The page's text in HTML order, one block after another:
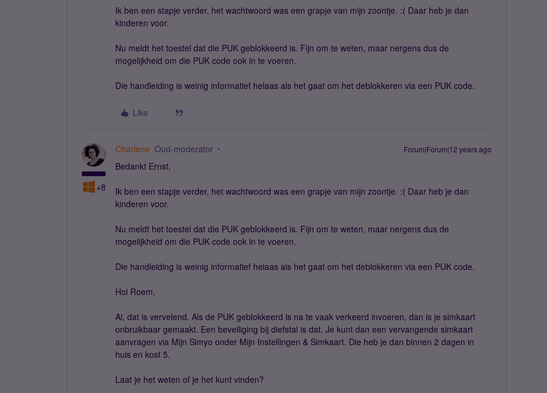
Ik ben een stapje verder, het wachtwoord was een grapje van mijn zoontje. :( Daar heb je dan
kinderen voor.
Nu meldt het toestel dat die PUK geblokkeerd is. Fijn om te weten, maar nergens dus de
mogelijkheid om die PUK code ook in te voeren.
Die handleiding is weinig informatief helaas als het gaat om het deblokkeren via een PUK code.
Like
+8
Charlene Oud-moderator Forum|Forum|12 years ago
Bedankt Ernst,
Ik ben een stapje verder, het wachtwoord was een grapje van mijn zoontje. :( Daar heb je dan
kinderen voor.
Nu meldt het toestel dat die PUK geblokkeerd is. Fijn om te weten, maar nergens dus de
mogelijkheid om die PUK code ook in te voeren.
Die handleiding is weinig informatief helaas als het gaat om het deblokkeren via een PUK code.
Hoi Roem,
Ai, dat is vervelend. Als de PUK geblokkeerd is na te vaak verkeerd invoeren, dan is je simkaart
onbruikbaar gemaakt. Een beveiliging bij diefstal is dat. Je kunt dan een vervangende simkaart
aanvragen via Mijn Simyo onder Mijn Instellingen & Simkaart. Die heb je dan binnen 2 dagen in
huis en kost 5.
Laat je het weten of je het kunt vinden?